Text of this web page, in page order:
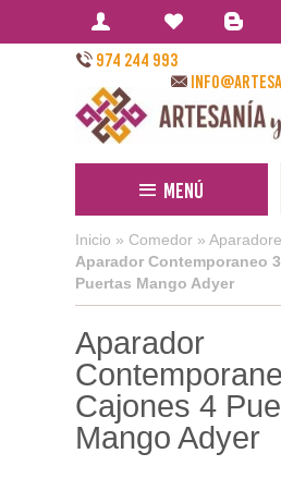
974 244 993
Menú
Inicio » Comedor »
Aparador Contemporaneo
Puertas Mango Adyer
Aparador
Cajones 4
Mango Adyer